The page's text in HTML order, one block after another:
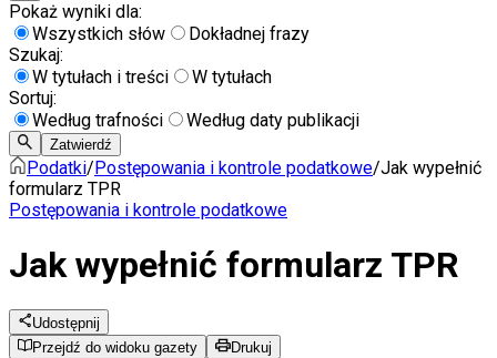
Pokaż wyniki dla:
Wszystkich słów
Dokładnej frazy
Szukaj:
W tytułach i treści
W tytułach
Sortuj:
Według trafności
Według daty publikacji
Zatwierdź
Podatki/Postępowania i kontrole podatkowe/Jak wypełnić
formularz TPR
Postępowania i kontrole podatkowe
Jak wypełnić formularz TPR
Udostępnij
Przejdź do widoku gazety
Drukuj